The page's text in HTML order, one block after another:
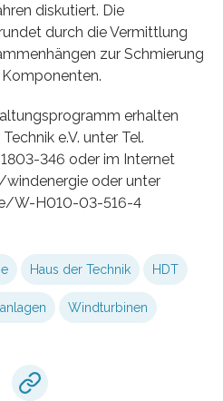
diskutiert. Die
durch die Vermittlung
zur Schmierung
erhalten
e.V. unter Tel.
346 oder im Internet
oder unter
W-H010-03-516-4
Haus der Technik HDT
Windturbinen